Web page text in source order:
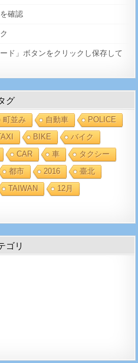
確認
ド」ボタンをクリックし保存して
グ
町並み 自動車
POLICE
BIKE
バイク
CAR 車
タクシー
都市 2016
臺北
TAIWAN
12月
ゴリ